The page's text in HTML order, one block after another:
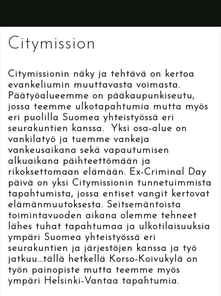
Citymission
Citymissionin näky ja tehtävä on kertoa
evankeliumin muuttavasta voimasta.
Päätyöalueemme on pääkaupunkiseutu,
jossa teemme ulkotapahtumia mutta myös
eri puolilla Suomea yhteistyössä eri
seurakuntien kanssa. Yksi osa-alue on
vankilatyö ja tuemme vankeja
vankeusaikana sekä vapautumisen
alkuaikana päihteettömään ja
rikoksettomaan elämään. Ex-Criminal Day
päivä on yksi Citymissionin tunnetuimmista
tapahtumista, jossa entiset vangit kertovat
elämänmuutoksesta. Seitsemäntoista
toimintavuoden aikana olemme tehneet
lähes tuhat tapahtumaa ja ulkotilaisuuksia
ympäri Suomea yhteistyössä eri
seurakuntien ja järjestöjen kanssa ja työ
jatkuu…tällä hetkellä Korso-Koivukylä on
työn painopiste mutta teemme myös
ympäri Helsinki-Vantaa tapahtumia.